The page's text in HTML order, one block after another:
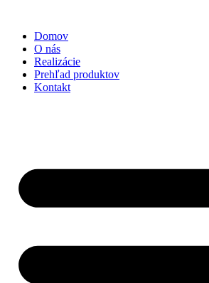
obsah
Domov
O nás
Realizácie
Prehľad produktov
Kontakt